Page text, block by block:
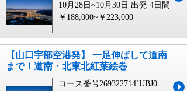
10月28日~10月30日 出発 4日間
￥188,000~￥223,000
【山口宇部空港発】 一足伸ばして道南
まで！道南・北東北紅葉絵巻
コース番号269322714`UBJ0